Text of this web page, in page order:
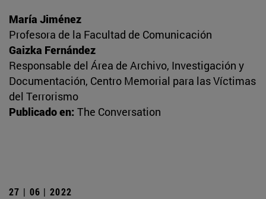
María Jiménez
Profesora de la Facultad de Comunicación
Gaizka Fernández
Responsable del Área de Archivo, Investigación y
Documentación, Centro Memorial para las Víctimas
del Terrorismo
Publicado en: The Conversation
27 | 06 | 2022